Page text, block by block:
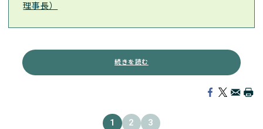
理事長）
続きを読む
1 2 3